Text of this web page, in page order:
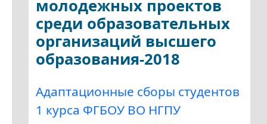
молодежных проектов
среди образовательных
организаций высшего
образования-2018
Адаптационные сборы студентов
1 курса ФГБОУ ВО НГПУ